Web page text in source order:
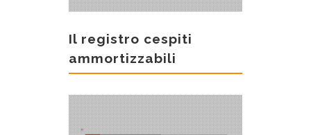
Il registro cespiti
ammortizzabili